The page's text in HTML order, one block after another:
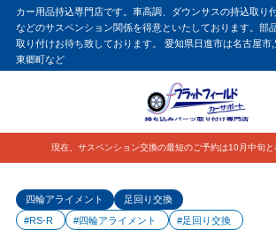
カー用品持込専門店です。車高調、ダウンサスの持込取り
などのサスペンション関係を得意といたしております。部
取り付けお待ち致しております。 愛知県日進市は名古屋市
東郷町など
現在、サスペンション交換の最短のご予約は10月中旬と
四輪アライメント
足回り交換
#RS-R
#四輪アライメント #足回り交換